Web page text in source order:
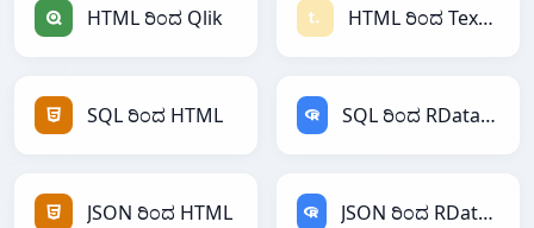
HTML ರಿಂದ Qlik HTML ರಿಂದ Textile
SQL ರಿಂದ HTML SQL ರಿಂದ RDataFrame
JSON ರಿಂದ HTML JSON ರಿಂದ RDataFrame